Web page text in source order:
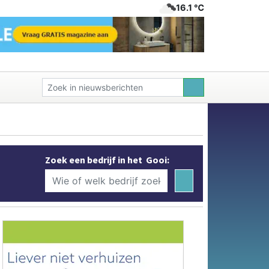
16.1 ℃
Zoek een bedrijf in het Gooi: